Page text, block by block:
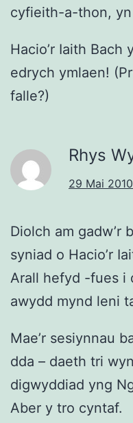
cyfieith-a-thon,
Hacio’r Iaith Bach
edrych ymlaen!
falle?)
Rhys
29 Mai
Diolch am gadw’r
syniad o Hacio’r
Arall hefyd -fues i
awydd mynd leni
Mae’r sesiynnau
dda – daeth tri
digwyddiad yng
Aber y tro cyntaf.